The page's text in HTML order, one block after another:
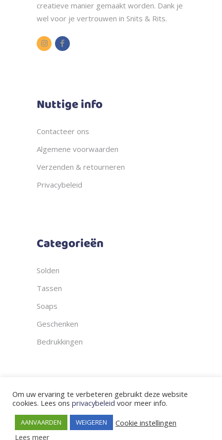
creatieve manier gemaakt worden. Dank je
wel voor je vertrouwen in Snits & Rits.
Nuttige info
Contacteer ons
Algemene voorwaarden
Verzenden & retourneren
Privacybeleid
Categorieën
Solden
Tassen
Soaps
Geschenken
Bedrukkingen
© Copyright Snits & Rits 2023 | BTW:
BE0636615750 | Varentstraat 78, 3118
Om uw ervaring te verbeteren gebruikt deze website
cookies. Lees ons privacybeleid voor meer info.
AANVAARDEN WEIGEREN
Cookie instellingen
Lees meer